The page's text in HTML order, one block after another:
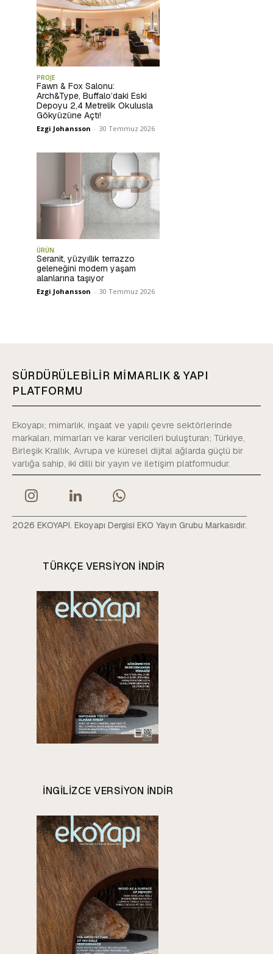
PROJE
Fawn & Fox Salonu:
Arch&Type, Buffalo’daki Eski
Depoyu 2,4 Metrelik Okulusla
Gökyüzüne Açtı!
Ezgi Johansson - 30 Temmuz 2026
ÜRÜN
Seranit, yüzyıllık terrazzo
geleneğini modern yaşam
alanlarına taşıyor
Ezgi Johansson - 30 Temmuz 2026
SÜRDÜRÜLEBİLİR MİMARLIK & YAPI
PLATFORMU
Ekoyapı; mimarlık, inşaat ve yapılı çevre sektörlerinde
markaları, mimarları ve karar vericileri buluşturan; Türkiye,
Birleşik Krallık, Avrupa ve küresel dijital ağlarda güçlü bir
varlığa sahip, iki dilli bir yayın ve iletişim platformudur.
2026 EKOYAPI. Ekoyapı Dergisi EKO Yayın Grubu Markasıdır.
TÜRKÇE VERSIYON INDIR
INGILIZCE VERSIYON INDIR